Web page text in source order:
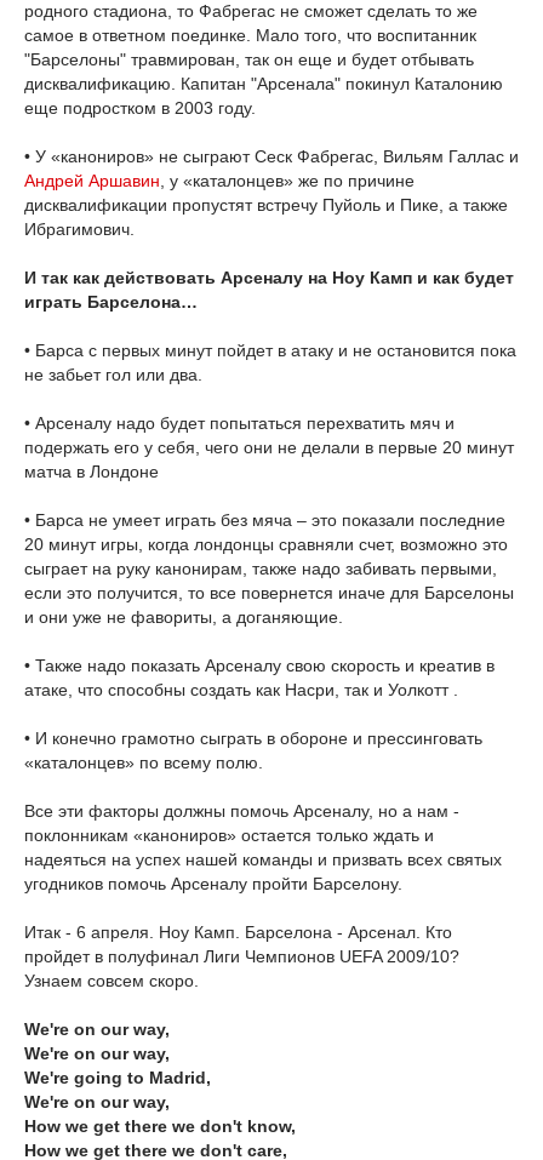
родного стадиона, то Фабрегас не сможет сделать то же
самое в ответном поединке. Мало того, что воспитанник
"Барселоны" травмирован, так он еще и будет отбывать
дисквалификацию. Капитан "Арсенала" покинул Каталонию
еще подростком в 2003 году.
• У «канониров» не сыграют Сеск Фабрегас, Вильям Галлас и
Андрей Аршавин, у «каталонцев» же по причине
дисквалификации пропустят встречу Пуйоль и Пике, а также
Ибрагимович.
И так как действовать Арсеналу на Ноу Камп и как будет
играть Барселона…
• Барса с первых минут пойдет в атаку и не остановится пока
не забьет гол или два.
• Арсеналу надо будет попытаться перехватить мяч и
подержать его у себя, чего они не делали в первые 20 минут
матча в Лондоне
• Барса не умеет играть без мяча – это показали последние
20 минут игры, когда лондонцы сравняли счет, возможно это
сыграет на руку канонирам, также надо забивать первыми,
если это получится, то все повернется иначе для Барселоны
и они уже не фавориты, а доганяющие.
• Также надо показать Арсеналу свою скорость и креатив в
атаке, что способны создать как Насри, так и Уолкотт .
• И конечно грамотно сыграть в обороне и прессинговать
«каталонцев» по всему полю.
Все эти факторы должны помочь Арсеналу, но а нам -
поклонникам «канониров» остается только ждать и
надеяться на успех нашей команды и призвать всех святых
угодников помочь Арсеналу пройти Барселону.
Итак - 6 апреля. Ноу Камп. Барселона - Арсенал. Кто
пройдет в полуфинал Лиги Чемпионов UEFA 2009/10?
Узнаем совсем скоро.
We're on our way,
We're on our way,
We're going to Madrid,
We're on our way,
How we get there we don't know,
How we get there we don't care,